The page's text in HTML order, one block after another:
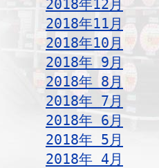
2018年12月
2018年11月
2018年10月
2018年 9月
2018年 8月
2018年 7月
2018年 6月
2018年 5月
2018年 4月